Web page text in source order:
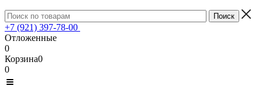
+7 (921) 397-78-00
Отложенные
0
Корзина0
0